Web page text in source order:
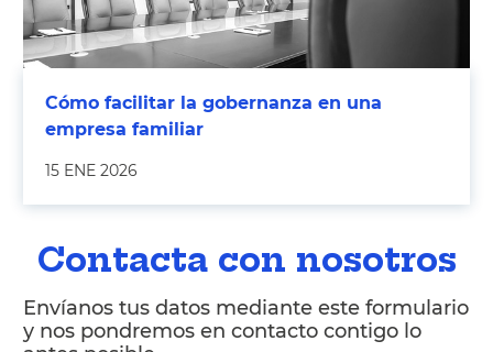
Cómo facilitar la gobernanza en una
empresa familiar
15 ENE 2026
Contacta con nosotros
Envíanos tus datos mediante este formulario
y nos pondremos en contacto contigo lo